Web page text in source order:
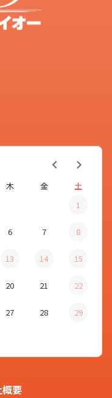
木 金
土
1
6 7 8
13 14 15
20 21 22
27 28 29
要